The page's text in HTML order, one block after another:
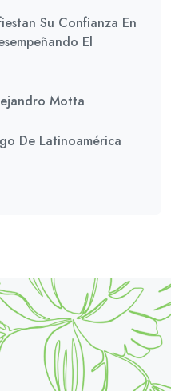
Su Confianza En
El
Motta
De Latinoamérica